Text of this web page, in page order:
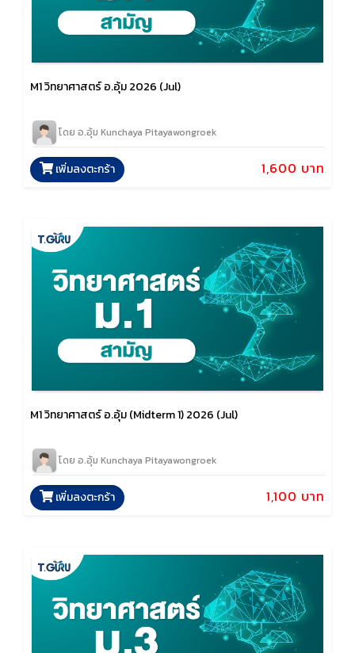
M1 วิทยาศาสตร์ อ.อุ้ม 2026 (Jul)
โดย อ.อุ้ม Kunchaya Pitayawongroek
1,600 บาท
เพิ่มลงตะกร้า
M1 วิทยาศาสตร์ อ.อุ้ม (Midterm 1) 2026 (Jul)
โดย อ.อุ้ม Kunchaya Pitayawongroek
1,100 บาท
เพิ่มลงตะกร้า